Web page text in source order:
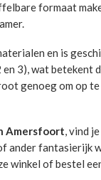
formaat
en is
3), wat
genoeg om op
Amersfoort, vind
ander fantasierijk
winkel of bestel